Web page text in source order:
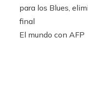
para los Blues,
final
El mundo con AFP